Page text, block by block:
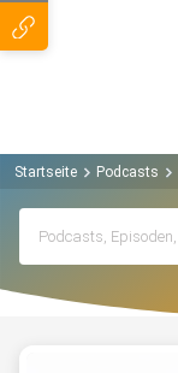
Startseite Podcasts